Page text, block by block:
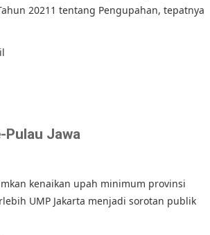
20211 tentang Pengupahan, tepatnya
Pulau Jawa
kenaikan upah minimum provinsi
UMP Jakarta menjadi sorotan publik